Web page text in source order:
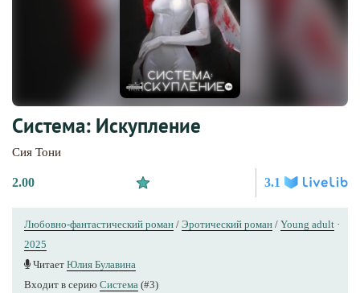
Система: Искупление
Сия Тони
2.00 3.1
Любовно-фантастический роман / Эротический роман / Young adult ·
2025
Читает Юлия Булавина
Входит в серию Система (#3)